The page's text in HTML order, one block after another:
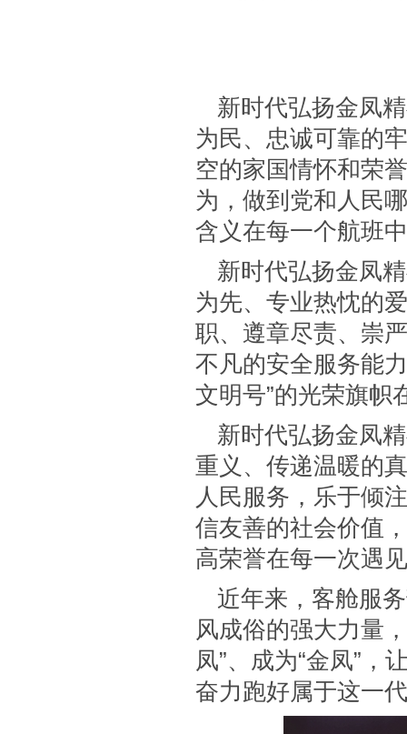
新时代弘扬金凤
为民、忠诚可靠的
空的家国情怀和荣
为，做到党和人民
含义在每一个航班
新时代弘扬金凤
为先、专业热忱的
职、遵章尽责、崇
不凡的安全服务能
文明号”的光荣旗帜
新时代弘扬金凤
重义、传递温暖的
人民服务，乐于倾
信友善的社会价值
高荣誉在每一次遇
近年来，客舱服
风成俗的强大力量
凤”、成为“金凤”，
奋力跑好属于这一